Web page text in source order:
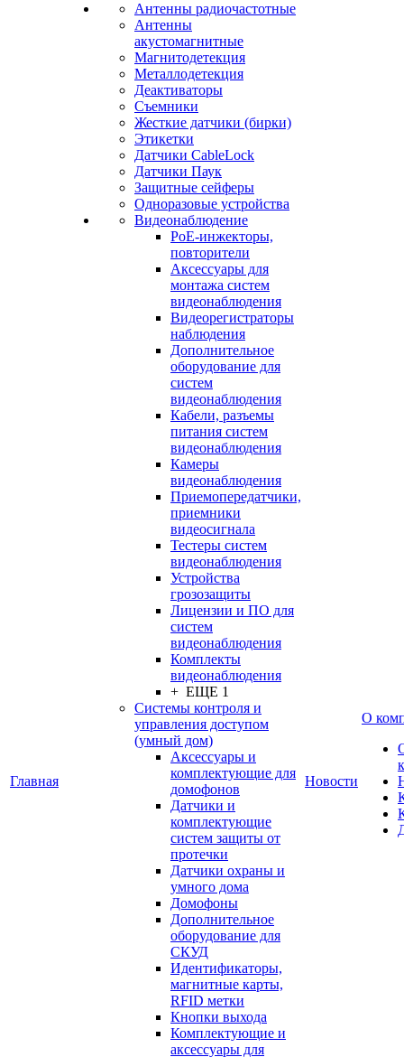
Главная
Антенны радиочастотные
Антенны
акустомагнитные
Магнитодетекция
Металлодетекция
Деактиваторы
Съемники
Жесткие датчики (бирки)
Этикетки
Датчики CableLock
Датчики Паук
Защитные сейферы
Одноразовые устройства
Видеонаблюдение
PoE-инжекторы,
повторители
Аксессуары для
монтажа систем
видеонаблюдения
Видеорегистраторы
наблюдения
Дополнительное
оборудование для
систем
видеонаблюдения
Кабели, разъемы
питания систем
видеонаблюдения
Камеры
видеонаблюдения
Приемопередатчики,
приемники
видеосигнала
Тестеры систем
видеонаблюдения
Устройства
грозозащиты
Лицензии и ПО для
систем
видеонаблюдения
Комплекты
видеонаблюдения
+ ЕЩЕ 1
Системы контроля и
управления доступом
(умный дом)
Аксессуары и
комплектующие для
домофонов
Датчики и
комплектующие
систем защиты от
протечки
Датчики охраны и
умного дома
Домофоны
Дополнительное
оборудование для
СКУД
Идентификаторы,
магнитные карты,
RFID метки
Кнопки выхода
Комплектующие и
аксессуары для
Новости
О